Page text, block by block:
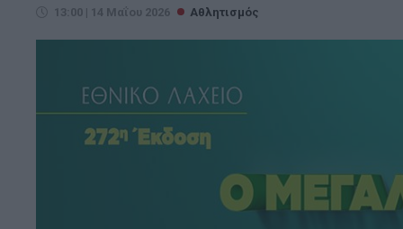
13:00 | 14 Μαΐου 2026 Αθλητισμός